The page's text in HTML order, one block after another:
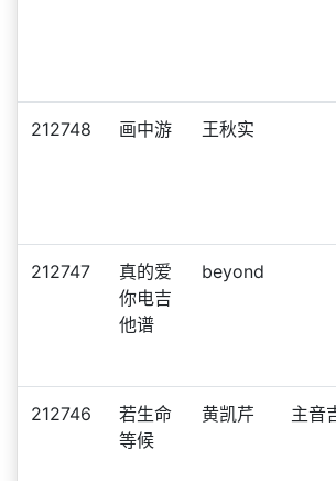
212748 画中游 王秋实
212747
真的爱
你电吉
他谱
beyond
212746
若生命
等候
黄凯芹 主音